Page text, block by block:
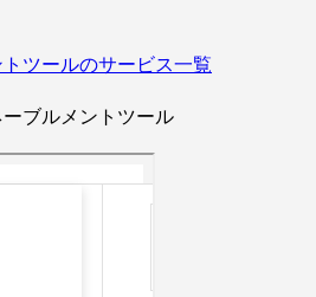
ツールのサービス一覧
ーブルメントツール